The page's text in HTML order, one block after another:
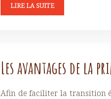
LIRE LA SUITE
Les avantages de la
Afin de faciliter la transition